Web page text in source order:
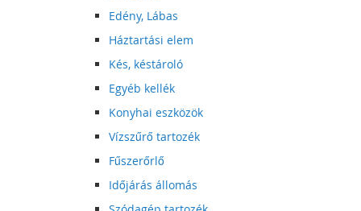
Edény, Lábas
Háztartási elem
Kés, késtároló
Egyéb kellék
Konyhai eszközök
Vízszűrő tartozék
Fűszerőrlő
Időjárás állomás